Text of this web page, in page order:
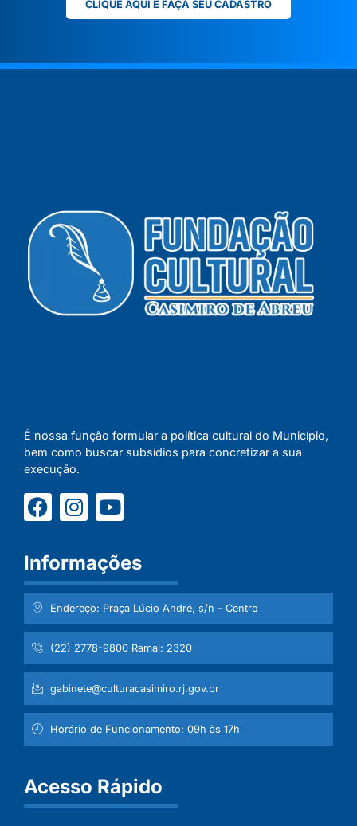
CLIQUE AQUI E FAÇA SEU CADASTRO
É nossa função formular a política cultural do Município,
bem como buscar subsídios para concretizar a sua
execução.
Informações
Endereço: Praça Lúcio André, s/n – Centro
(22) 2778-9800 Ramal: 2320
gabinete@culturacasimiro.rj.gov.br
Horário de Funcionamento: 09h às 17h
Acesso Rápido